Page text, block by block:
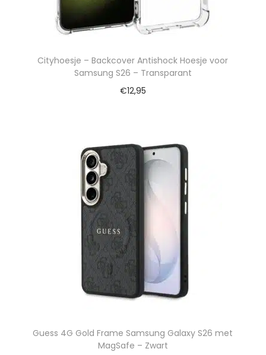
Cityhoesje – Backcover Antishock Hoesje voor
Samsung S26 – Transparant
€12,95
Guess 4G Gold Frame Samsung Galaxy S26 met
MagSafe – Zwart